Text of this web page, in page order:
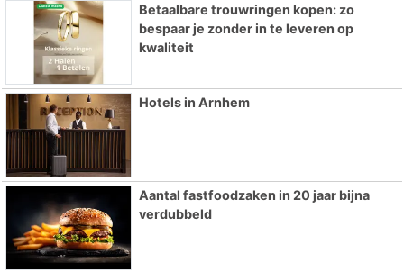
Betaalbare trouwringen kopen: zo
bespaar je zonder in te leveren op
kwaliteit
Hotels in Arnhem
Aantal fastfoodzaken in 20 jaar bijna
verdubbeld